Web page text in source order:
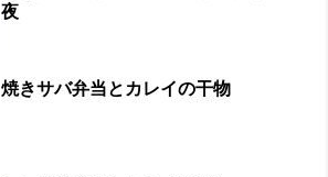
夜
焼きサバ弁当とカレイの干物